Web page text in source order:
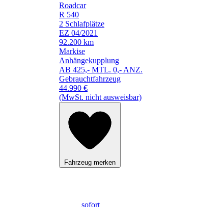
Roadcar
R 540
2 Schlafplätze
EZ 04/2021
92.200 km
Markise
Anhängekupplung
AB 425,- MTL. 0,- ANZ.
Gebrauchtfahrzeug
44.990 €
(MwSt. nicht ausweisbar)
Fahrzeug merken
sofort